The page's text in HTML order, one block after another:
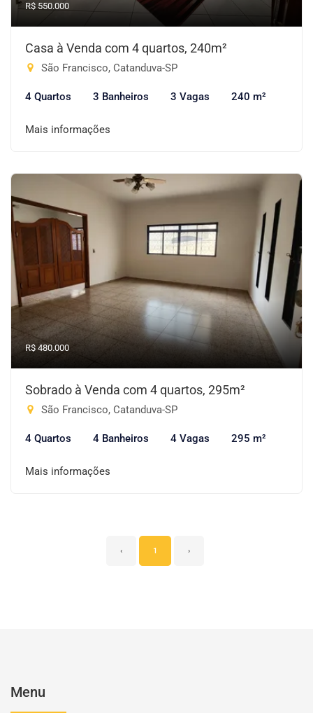
R$ 550.000
Casa à Venda com 4 quartos, 240m²
São Francisco, Catanduva-SP
4 Quartos 3 Banheiros 3 Vagas 240 m²
Mais informações
R$ 480.000
Sobrado à Venda com 4 quartos, 295m²
São Francisco, Catanduva-SP
4 Quartos 4 Banheiros 4 Vagas 295 m²
Mais informações
‹ 1 ›
Menu